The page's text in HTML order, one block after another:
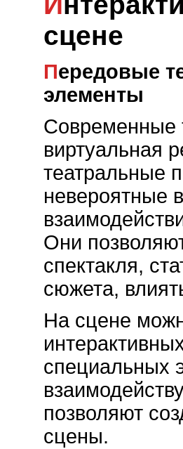
сцене
Передовые технологии и интерактивные
элементы
Современные
виртуальная
театральные
невероятные
Они
спектакля,
сюжета,
На сцене
специальных
позволяют
сцены.